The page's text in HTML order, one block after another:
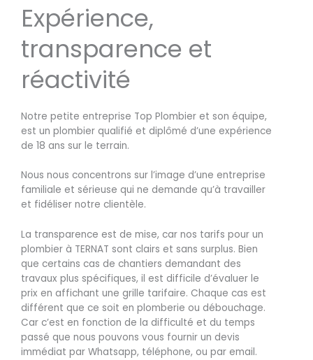
Expérience,
transparence et
réactivité
Notre petite entreprise Top Plombier et son équipe,
est un plombier qualifié et diplômé d’une expérience
de 18 ans sur le terrain.
Nous nous concentrons sur l’image d’une entreprise
familiale et sérieuse qui ne demande qu’à travailler
et fidéliser notre clientèle.
La transparence est de mise, car nos tarifs pour un
plombier à TERNAT sont clairs et sans surplus. Bien
que certains cas de chantiers demandant des
travaux plus spécifiques, il est difficile d’évaluer le
prix en affichant une grille tarifaire. Chaque cas est
différent que ce soit en plomberie ou débouchage.
Car c’est en fonction de la difficulté et du temps
passé que nous pouvons vous fournir un devis
immédiat par Whatsapp, téléphone, ou par email.